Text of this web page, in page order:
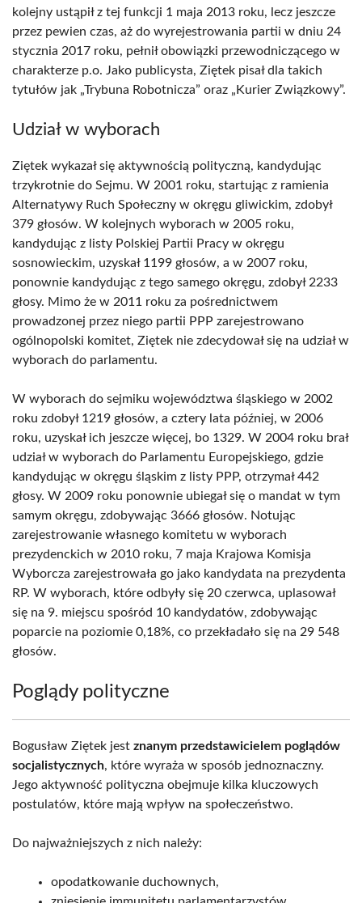
kolejny ustąpił z tej funkcji 1 maja 2013 roku, lecz jeszcze
przez pewien czas, aż do wyrejestrowania partii w dniu 24
stycznia 2017 roku, pełnił obowiązki przewodniczącego w
charakterze p.o. Jako publicysta, Ziętek pisał dla takich
tytułów jak „Trybuna Robotnicza” oraz „Kurier Związkowy”.
Udział w wyborach
Ziętek wykazał się aktywnością polityczną, kandydując
trzykrotnie do Sejmu. W 2001 roku, startując z ramienia
Alternatywy Ruch Społeczny w okręgu gliwickim, zdobył
379 głosów. W kolejnych wyborach w 2005 roku,
kandydując z listy Polskiej Partii Pracy w okręgu
sosnowieckim, uzyskał 1199 głosów, a w 2007 roku,
ponownie kandydując z tego samego okręgu, zdobył 2233
głosy. Mimo że w 2011 roku za pośrednictwem
prowadzonej przez niego partii PPP zarejestrowano
ogólnopolski komitet, Ziętek nie zdecydował się na udział w
wyborach do parlamentu.
W wyborach do sejmiku województwa śląskiego w 2002
roku zdobył 1219 głosów, a cztery lata później, w 2006
roku, uzyskał ich jeszcze więcej, bo 1329. W 2004 roku brał
udział w wyborach do Parlamentu Europejskiego, gdzie
kandydując w okręgu śląskim z listy PPP, otrzymał 442
głosy. W 2009 roku ponownie ubiegał się o mandat w tym
samym okręgu, zdobywając 3666 głosów. Notując
zarejestrowanie własnego komitetu w wyborach
prezydenckich w 2010 roku, 7 maja Krajowa Komisja
Wyborcza zarejestrowała go jako kandydata na prezydenta
RP. W wyborach, które odbyły się 20 czerwca, uplasował
się na 9. miejscu spośród 10 kandydatów, zdobywając
poparcie na poziomie 0,18%, co przekładało się na 29 548
głosów.
Poglądy polityczne
Bogusław Ziętek jest znanym przedstawicielem poglądów
socjalistycznych, które wyraża w sposób jednoznaczny.
Jego aktywność polityczna obejmuje kilka kluczowych
postulatów, które mają wpływ na społeczeństwo.
Do najważniejszych z nich należy:
opodatkowanie duchownych,